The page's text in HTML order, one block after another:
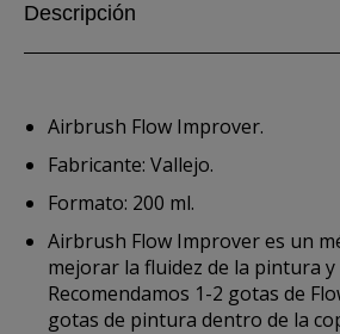
Descripción
Airbrush Flow Improver.
Fabricante: Vallejo.
Formato: 200 ml.
Airbrush Flow Improver es un
mejorar la fluidez de la pintura
Recomendamos 1-2 gotas de
gotas de pintura dentro de la